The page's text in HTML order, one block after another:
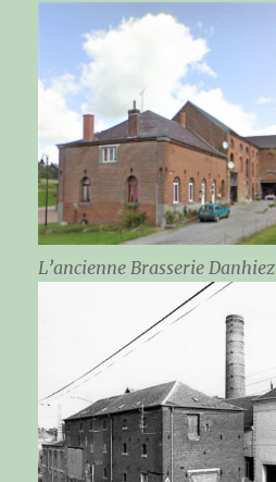
L’ancienne Brasserie Danhiez